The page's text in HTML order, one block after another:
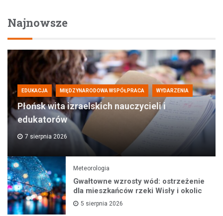
Najnowsze
EDUKACJA MIĘDZYNARODOWA WSPÓŁPRACA WYDARZENIA
Płońsk wita izraelskich nauczycieli i
edukatorów
7 sierpnia 2026
Meteorologia
Gwałtowne wzrosty wód: ostrzeżenie
dla mieszkańców rzeki Wisły i okolic
5 sierpnia 2026